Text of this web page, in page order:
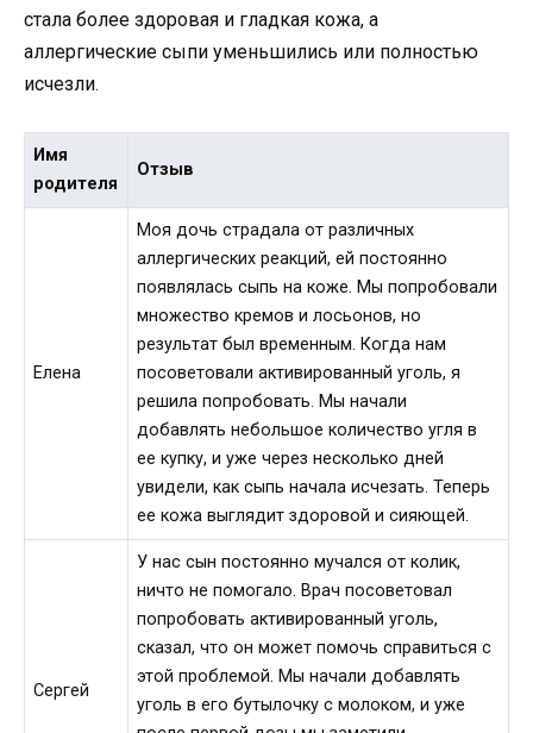
стала более здоровая и гладкая кожа, а
аллергические сыпи уменьшились или полностью
исчезли.
Имя
родителя
Отзыв
Елена
Моя дочь страдала от различных
аллергических реакций, ей постоянно
появлялась сыпь на коже. Мы попробовали
множество кремов и лосьонов, но
результат был временным. Когда нам
посоветовали активированный уголь, я
решила попробовать. Мы начали
добавлять небольшое количество угля в
ее купку, и уже через несколько дней
увидели, как сыпь начала исчезать. Теперь
ее кожа выглядит здоровой и сияющей.
Сергей
У нас сын постоянно мучался от колик,
ничто не помогало. Врач посоветовал
попробовать активированный уголь,
сказал, что он может помочь справиться с
этой проблемой. Мы начали добавлять
уголь в его бутылочку с молоком, и уже